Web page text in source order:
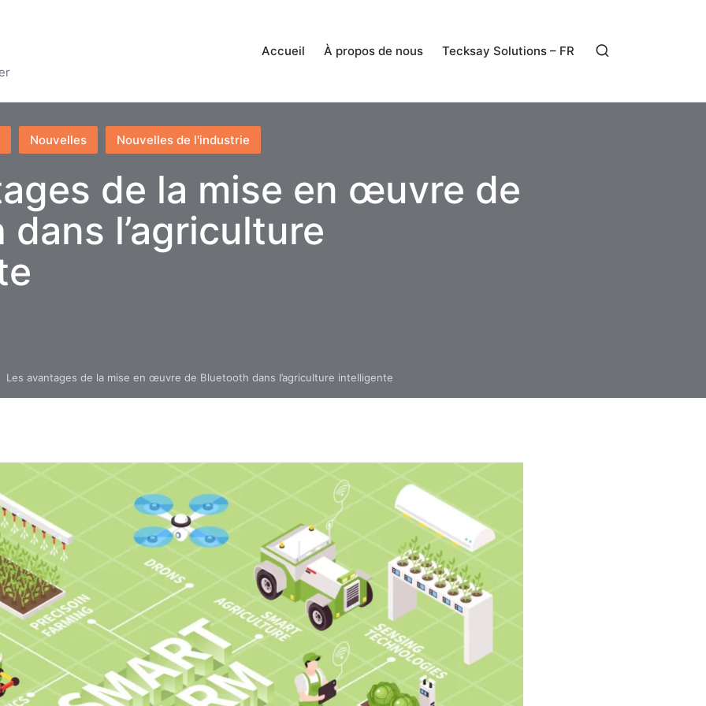
Accueil À propos de nous Tecksay Solutions – FR
Nouvelles Nouvelles de l'industrie
de la mise en œuvre de
l’agriculture
Les avantages de la mise en œuvre de Bluetooth dans l’agriculture intelligente